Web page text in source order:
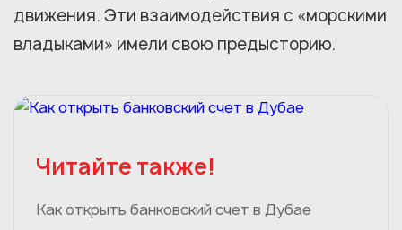
движения. Эти взаимодействия с «морскими
владыками» имели свою предысторию.
Читайте также!
Как открыть банковский счет в Дубае